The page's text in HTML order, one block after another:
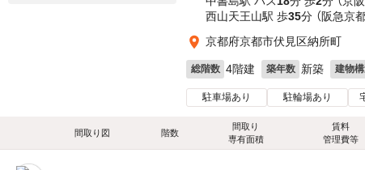
西山天王山駅 歩35分 （阪急京都
京都府京都市伏見区納所町
総階数 4階建 築年数 新築 建物
駐車場あり 駐輪場あり
間取り図 階数
間取り
専有面積
賃料
管理費等